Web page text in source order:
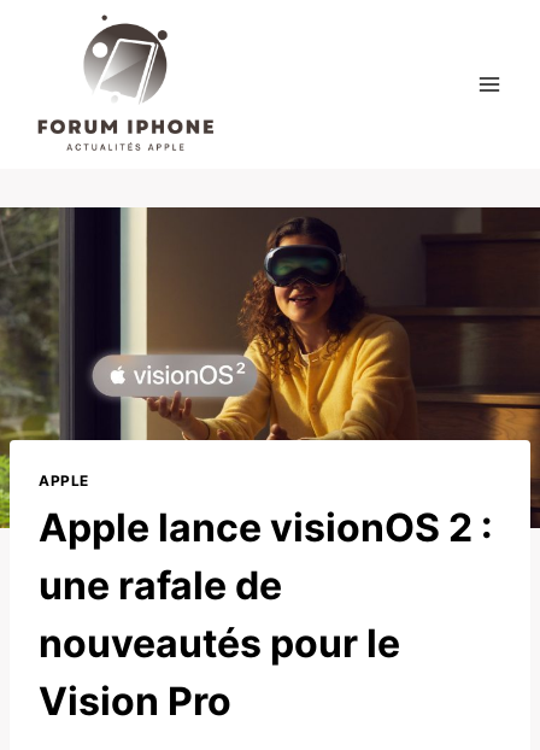
APPLE
Apple lance visionOS 2 :
une rafale de
nouveautés pour le
Vision Pro